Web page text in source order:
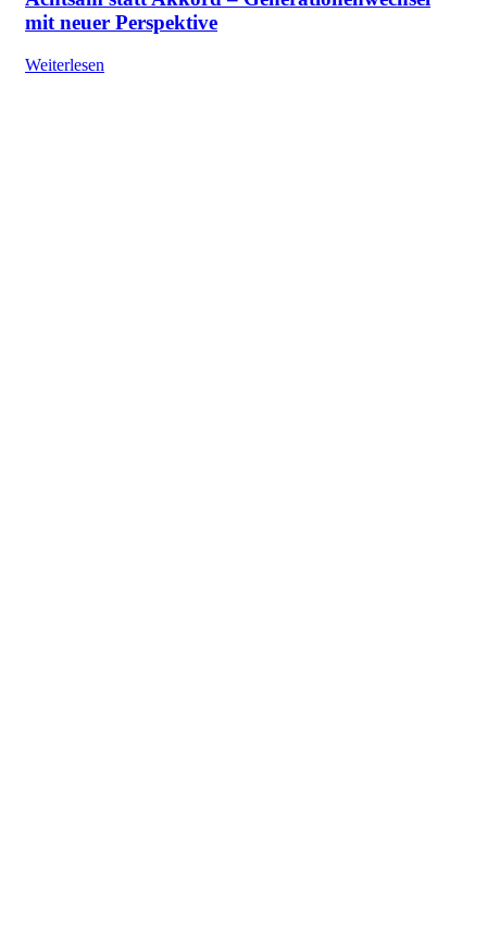
mit neuer Perspektive
Weiterlesen